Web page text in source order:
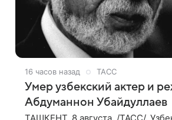
16 часов назад ТАСС
Умер узбекский актер и
Абдуманнон Убайдуллаев